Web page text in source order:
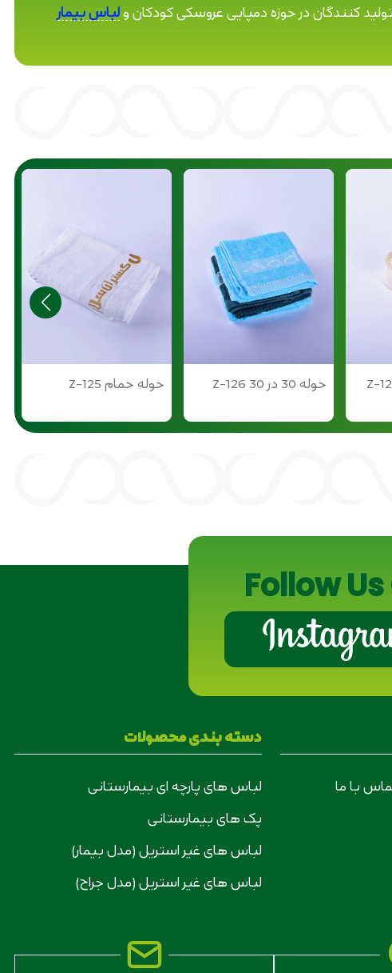
کنندگان در حوزه دمپایی عروسکی کودکان ولباس بیمار
حوله 30 در 30 Z-126 حوله حمام Z-125
Follow Us
با ما
دسته بندی محصولات
لباس های پارچه ای بیمارستانی
پک های بیمارستانی
لباس های غیر استریل (مدل بیمار)
لباس های غیر استریل (مدل جراح)